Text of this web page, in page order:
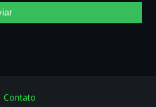
Contato